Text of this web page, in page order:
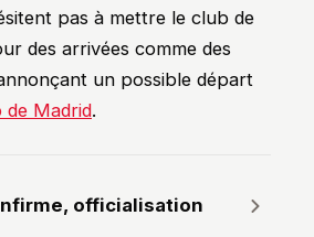
pas à mettre le club de
des arrivées comme des
un possible départ
de Madrid.
officialisation